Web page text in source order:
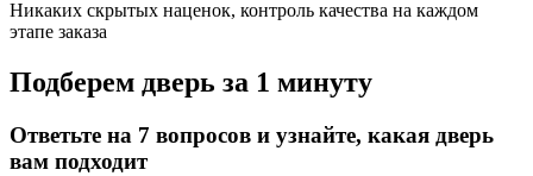
Никаких скрытых наценок, контроль качества на каждом
этапе заказа
Подберем дверь за 1 минуту
Ответьте на 7 вопросов и узнайте, какая дверь
вам подходит